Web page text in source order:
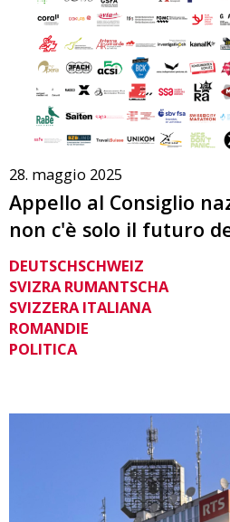
28. maggio 2025
Appello al Consiglio
non c'è solo il futuro
DEUTSCHSCHWEIZ
SVIZRA RUMANTSCHA
SVIZZERA ITALIANA
ROMANDIE
POLITICA